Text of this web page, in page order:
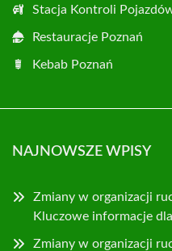
Stacja Kontroli
Restauracje Poznań
Kebab Poznań
NAJNOWSZE WPISY
Zmiany w organizacji
Kluczowe informacje
Zmiany w organizacji